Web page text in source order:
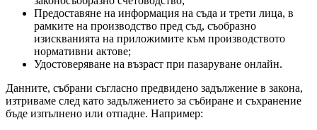
Предоставяне на информация на съда и трети лица, в
рамките на производство пред съд, съобразно
изискванията на приложимите към производството
нормативни актове;
Удостоверяване на възраст при пазаруване онлайн.
Данните, събрани съгласно предвидено задължение в закона,
изтриваме след като задължението за събиране и съхранение
бъде изпълнено или отпадне. Например: